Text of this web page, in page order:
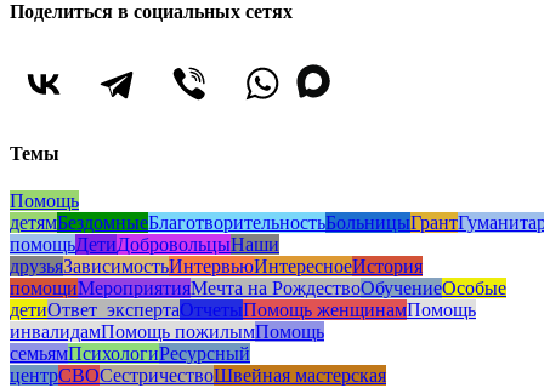
Поделиться в социальных сетях
Темы
Помощь
детямБездомныеБлаготворительностьБольницыГрант
помощьДетиДобровольцыНаши
друзьяЗависимостьИнтервьюИнтересноеИстория
помощиМероприятияМечта на РождествоОбучениеОсобые
детиОтвет_экспертаОтчетыПомощь женщинамПомощь
инвалидамПомощь пожилымПомощь
семьямПсихологиРесурсный
центрСВОСестричествоШвейная мастерская